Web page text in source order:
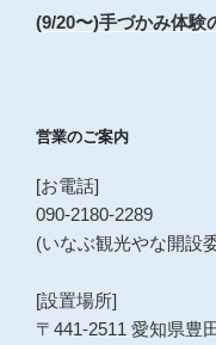
ゲ
ン
の
(9/20〜)手づかみ体験
営業のご案内
[お電話]
090-2180-2289
(いなぶ観光やな開設
[設置場所]
〒441-2511 愛知県豊